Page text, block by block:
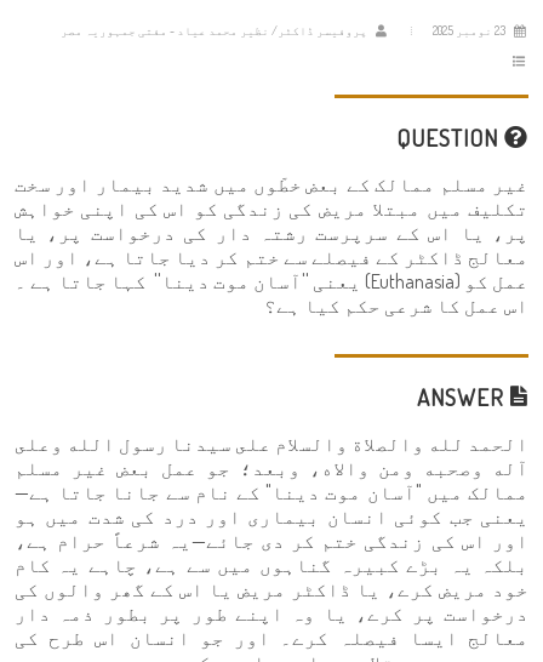
پروفیسر ڈاکٹر/ نظیر محمد عیاد - مفتی جمہوریہ مصر
غیر مسلم ممالک کے بعض خطّوں میں شدید بیمار اور سخت
تکلیف میں مبتلا مریض کی زندگی کو اس کی اپنی خواہش
پر، یا اس کے سرپرست رشتہ دار کی درخواست پر، یا
معالج ڈاکٹر کے فیصلے سے ختم کر دیا جاتا ہے، اور اس
عمل کو (Euthanasia) یعنی ''آسان موت دینا'' کہا جاتا ہے ۔
اس عمل کا شرعی حکم کیا ہے؟
الحمد لله والصلاة والسلام على سيدنا رسول الله وعلى
آله وصحبه ومن والاه، وبعد؛ جو عمل بعض غیر مسلم
ممالک میں "آسان موت دینا" کے نام سے جانا جاتا ہے—
یعنی جب کوئی انسان بیماری اور درد کی شدت میں ہو
اور اس کی زندگی ختم کر دی جائے—یہ شرعاً حرام ہے،
بلکہ یہ بڑے کبیرہ گناہوں میں سے ہے، چاہے یہ کام
خود مریض کرے، یا ڈاکٹر مریض یا اس کے گھر والوں کی
درخواست پر کرے، یا وہ اپنے طور پر بطور ذمہ دار
معالج ایسا فیصلہ کرے۔ اور جو انسان اس طرح کی